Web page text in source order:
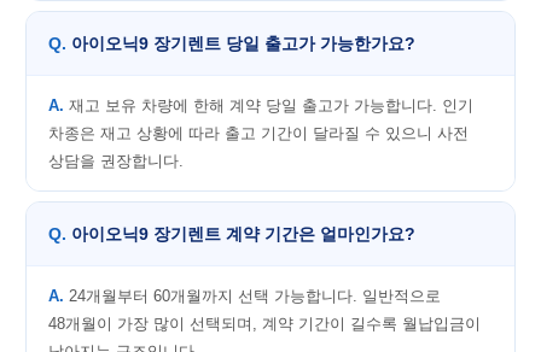
아이오닉9 장기렌트 당일 출고가 가능한가요?
재고 보유 차량에 한해 계약 당일 출고가 가능합니다. 인기
차종은 재고 상황에 따라 출고 기간이 달라질 수 있으니 사전
상담을 권장합니다.
아이오닉9 장기렌트 계약 기간은 얼마인가요?
24개월부터 60개월까지 선택 가능합니다. 일반적으로
48개월이 가장 많이 선택되며, 계약 기간이 길수록 월납입금이